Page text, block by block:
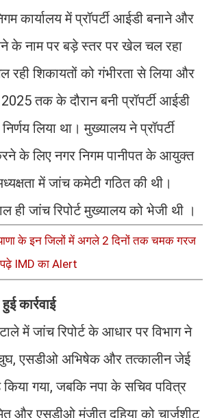
कार्यालय में प्रॉपर्टी आईडी बनाने और
के नाम पर बड़े स्तर पर खेल चल रहा
रही शिकायतों को गंभीरता से लिया और
2025 तक के दौरान बनी प्रॉपर्टी आईडी
लिया था। मुख्यालय ने प्रॉपर्टी
के लिए नगर निगम पानीपत के आयुक्त
में जांच कमेटी गठित की थी।
ही जांच रिपोर्ट मुख्यालय को भेजी थी ।
के इन जिलों में अगले 2 दिनों तक चमक गरज
पढ़े IMD का Alert
कार्रवाई
में जांच रिपोर्ट के आधार पर विभाग ने
एसडीओ अभिषेक और तत्कालीन जेई
गया, जबकि नपा के सचिव पवित्र
और एसडीओ मंजीत दहिया को चार्जशीट